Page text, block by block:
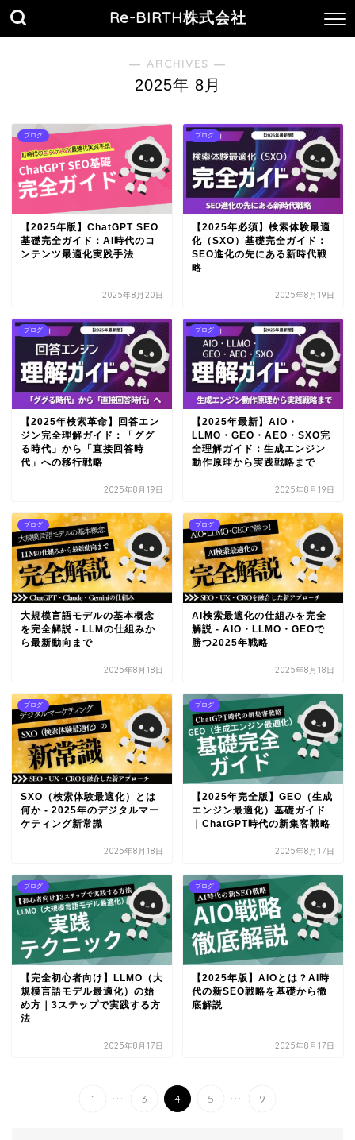
Re-BIRTH株式会社
― ARCHIVES ―
2025年 8月
ブログ
【2025年版】ChatGPT SEO
基礎完全ガイド：AI時代のコ
ンテンツ最適化実践手法
2025年8月20日
ブログ
【2025年必須】検索体験最適
化（SXO）基礎完全ガイド：
SEO進化の先にある新時代戦
略
2025年8月19日
ブログ
【2025年検索革命】回答エン
ジン完全理解ガイド：「ググ
る時代」から「直接回答時
代」への移行戦略
2025年8月19日
ブログ
【2025年最新】AIO・
LLMO・GEO・AEO・SXO完
全理解ガイド：生成エンジン
動作原理から実践戦略まで
2025年8月19日
ブログ
大規模言語モデルの基本概念
を完全解説 - LLMの仕組みか
ら最新動向まで
2025年8月18日
ブログ
AI検索最適化の仕組みを完全
解説 - AIO・LLMO・GEOで
勝つ2025年戦略
2025年8月18日
ブログ
SXO（検索体験最適化）とは
何か - 2025年のデジタルマー
ケティング新常識
2025年8月18日
ブログ
【2025年完全版】GEO（生成
エンジン最適化）基礎ガイド
｜ChatGPT時代の新集客戦略
2025年8月17日
ブログ
【完全初心者向け】LLMO（大
規模言語モデル最適化）の始
め方｜3ステップで実践する方
法
2025年8月17日
ブログ
【2025年版】AIOとは？AI時
代の新SEO戦略を基礎から徹
底解説
2025年8月17日
1 ... 3 4 5 ... 9